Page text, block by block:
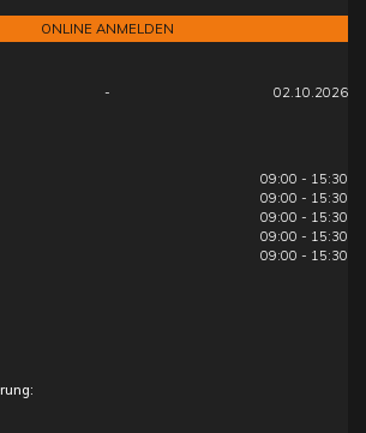
ONLINE ANMELDEN
-
02.10.2026
09:00 - 15:30
09:00 - 15:30
09:00 - 15:30
09:00 - 15:30
09:00 - 15:30